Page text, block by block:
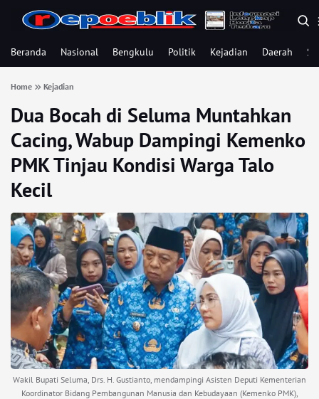
Beranda Nasional Bengkulu Politik Kejadian Daerah
Home Kejadian
Dua Bocah di Seluma Muntahkan
Cacing, Wabup Dampingi Kemenko
PMK Tinjau Kondisi Warga Talo
Kecil
Wakil Bupati Seluma, Drs. H. Gustianto, mendampingi Asisten Deputi Kementerian
Koordinator Bidang Pembangunan Manusia dan Kebudayaan (Kemenko PMK),